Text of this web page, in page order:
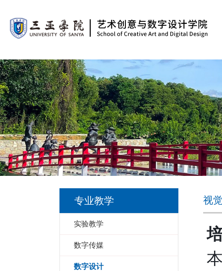
专业教学
实验教学
数字传媒
数字设计
视